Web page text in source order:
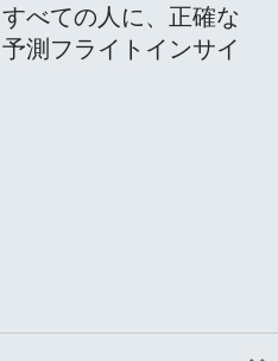
べての人に、正確な
測フライトインサイ